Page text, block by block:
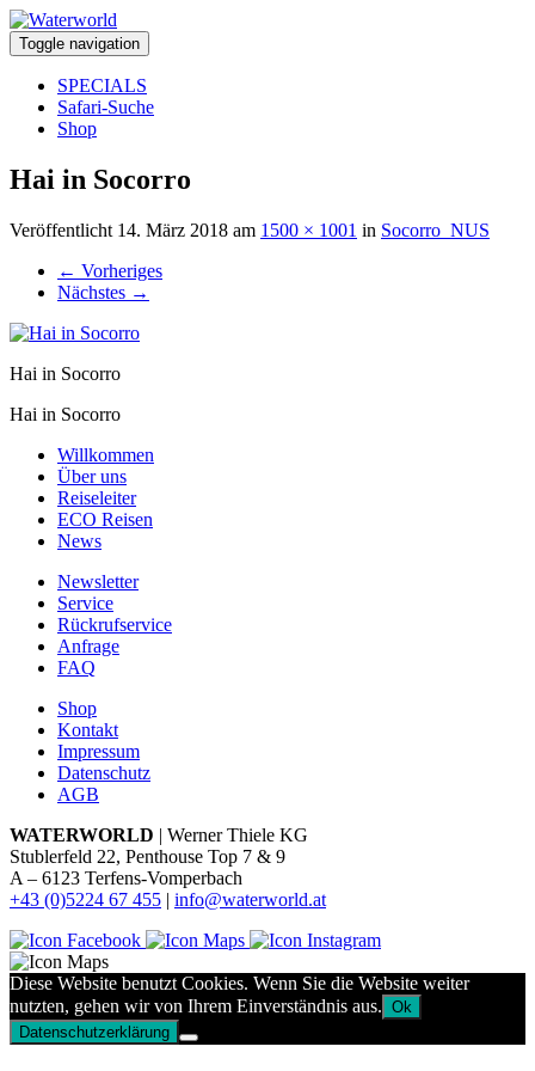
Toggle navigation
SPECIALS
Safari-Suche
Shop
Hai in Socorro
Veröffentlicht 14. März 2018 am 1500 × 1001 in Socorro_NUS
← Vorheriges
Nächstes →
Hai in Socorro
Hai in Socorro
Willkommen
Über uns
Reiseleiter
ECO Reisen
News
Newsletter
Service
Rückrufservice
Anfrage
FAQ
Shop
Kontakt
Impressum
Datenschutz
AGB
WATERWORLD | Werner Thiele KG
Stublerfeld 22, Penthouse Top 7 & 9
A – 6123 Terfens-Vomperbach
+43 (0)5224 67 455 | info@waterworld.at
Diese Website benutzt Cookies. Wenn Sie die Website weiter
nutzten, gehen wir von Ihrem Einverständnis aus. Ok
Datenschutzerklärung